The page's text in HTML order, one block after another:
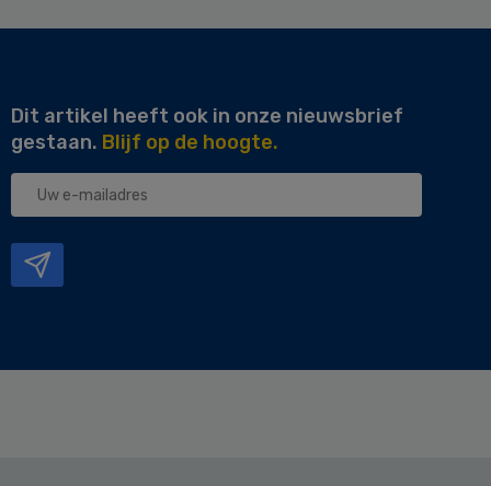
Dit artikel heeft ook in onze nieuwsbrief
gestaan. Blijf op de hoogte.
Uw